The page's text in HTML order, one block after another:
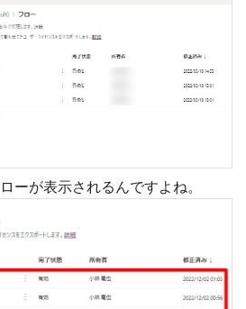
ーが表示されるんですよね。